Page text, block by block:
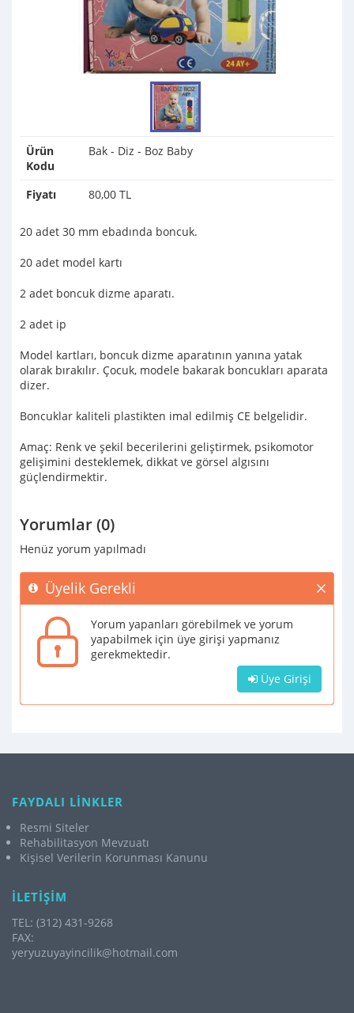
Ürün
Kodu
Bak - Diz - Boz Baby
Fiyatı 80,00 TL
20 adet 30 mm ebadında boncuk.
20 adet model kartı
2 adet boncuk dizme aparatı.
2 adet ip
Model kartları, boncuk dizme aparatının yanına yatak
olarak bırakılır. Çocuk, modele bakarak boncukları aparata
dizer.
Boncuklar kaliteli plastikten imal edilmiş CE belgelidir.
Amaç: Renk ve şekil becerilerini geliştirmek, psikomotor
gelişimini desteklemek, dikkat ve görsel algısını
güçlendirmektir.
Yorumlar (0)
Henüz yorum yapılmadı
Üyelik Gerekli
Yorum yapanları görebilmek ve yorum
yapabilmek için üye girişi yapmanız
gerekmektedir.
Üye Girişi
FAYDALI LİNKLER
Resmi Siteler
Rehabilitasyon Mevzuatı
Kişisel Verilerin Korunması Kanunu
İLETİŞİM
TEL: (312) 431-9268
FAX:
yeryuzuyayincilik@hotmail.com